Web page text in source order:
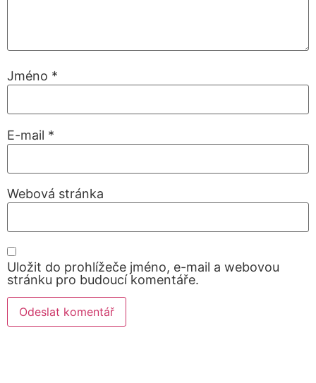
Jméno *
E-mail *
Webová stránka
Uložit do prohlížeče jméno, e-mail a webovou
stránku pro budoucí komentáře.